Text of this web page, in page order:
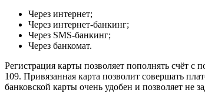
Через интернет;
Через интернет-банкинг;
Через SMS-банкинг;
Через банкомат.
Регистрация карты позволяет пополнять счёт
109. Привязанная карта позволит совершать
банковской карты очень удобен и позволяет не